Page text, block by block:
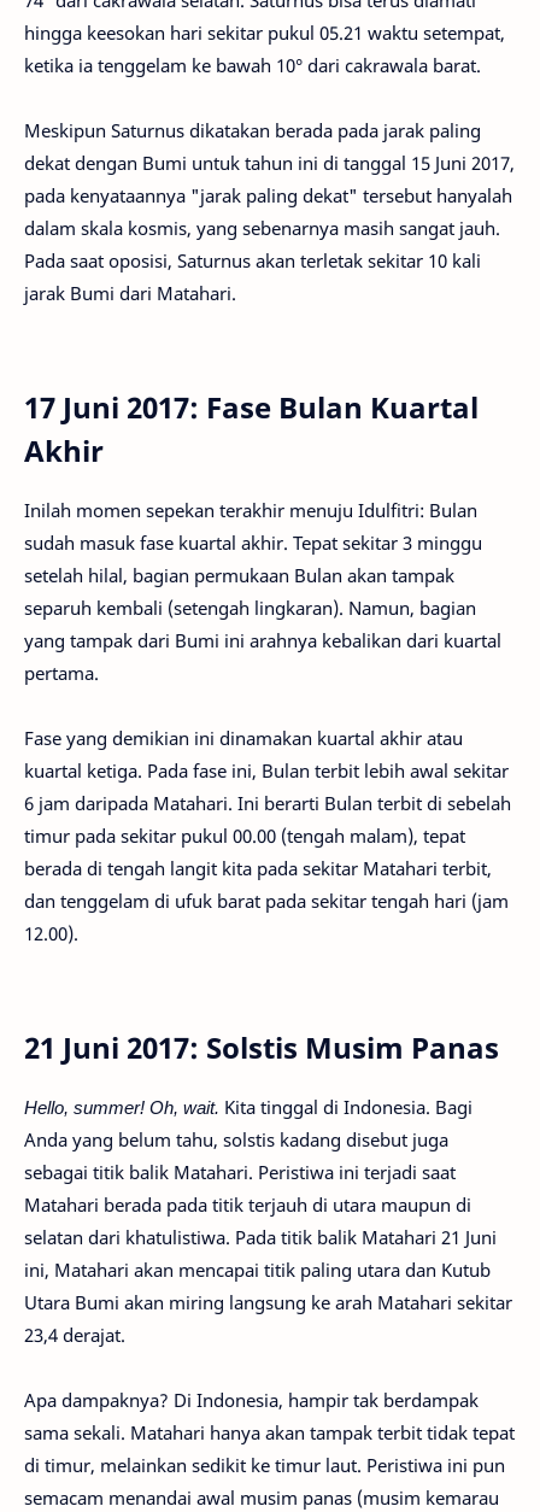
hingga keesokan hari sekitar pukul 05.21 waktu setempat,
ketika ia tenggelam ke bawah 10° dari cakrawala barat.
Meskipun Saturnus dikatakan berada pada jarak paling
dekat dengan Bumi untuk tahun ini di tanggal 15 Juni 2017,
pada kenyataannya "jarak paling dekat" tersebut hanyalah
dalam skala kosmis, yang sebenarnya masih sangat jauh.
Pada saat oposisi, Saturnus akan terletak sekitar 10 kali
jarak Bumi dari Matahari.
17 Juni 2017: Fase Bulan Kuartal
Akhir
Inilah momen sepekan terakhir menuju Idulfitri: Bulan
sudah masuk fase kuartal akhir. Tepat sekitar 3 minggu
setelah hilal, bagian permukaan Bulan akan tampak
separuh kembali (setengah lingkaran). Namun, bagian
yang tampak dari Bumi ini arahnya kebalikan dari kuartal
pertama.
Fase yang demikian ini dinamakan kuartal akhir atau
kuartal ketiga. Pada fase ini, Bulan terbit lebih awal sekitar
6 jam daripada Matahari. Ini berarti Bulan terbit di sebelah
timur pada sekitar pukul 00.00 (tengah malam), tepat
berada di tengah langit kita pada sekitar Matahari terbit,
dan tenggelam di ufuk barat pada sekitar tengah hari (jam
12.00).
21 Juni 2017: Solstis Musim Panas
Hello, summer! Oh, wait. Kita tinggal di Indonesia. Bagi
Anda yang belum tahu, solstis kadang disebut juga
sebagai titik balik Matahari. Peristiwa ini terjadi saat
Matahari berada pada titik terjauh di utara maupun di
selatan dari khatulistiwa. Pada titik balik Matahari 21 Juni
ini, Matahari akan mencapai titik paling utara dan Kutub
Utara Bumi akan miring langsung ke arah Matahari sekitar
23,4 derajat.
Apa dampaknya? Di Indonesia, hampir tak berdampak
sama sekali. Matahari hanya akan tampak terbit tidak tepat
di timur, melainkan sedikit ke timur laut. Peristiwa ini pun
semacam menandai awal musim panas (musim kemarau